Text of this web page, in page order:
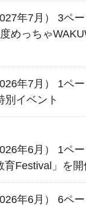
年7月） 3ペ
めっちゃ
年7月） 1ペ
別イベント
年6月） 1ペ
Festival」を開
年6月） 6ペ